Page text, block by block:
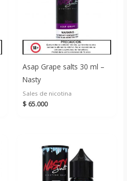
Asap Grape salts 30 ml –
Nasty
Sales de nicotina
$ 65.000